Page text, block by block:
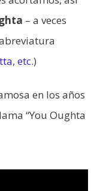
– a veces
etc.)
en los años
“You Oughta